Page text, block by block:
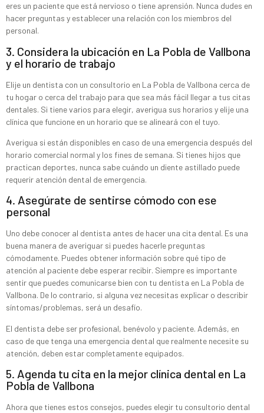
eres un paciente que está nervioso o tiene aprensión. Nunca dudes en
hacer preguntas y establecer una relación con los miembros del
personal.
3. Considera la ubicación en La Pobla de Vallbona
y el horario de trabajo
Elije un dentista con un consultorio en La Pobla de Vallbona cerca de
tu hogar o cerca del trabajo para que sea más fácil llegar a tus citas
dentales. Si tiene varios para elegir, averigua sus horarios y elije una
clínica que funcione en un horario que se alineará con el tuyo.
Averigua si están disponibles en caso de una emergencia después del
horario comercial normal y los fines de semana. Si tienes hijos que
practican deportes, nunca sabe cuándo un diente astillado puede
requerir atención dental de emergencia.
4. Asegúrate de sentirse cómodo con ese
personal
Uno debe conocer al dentista antes de hacer una cita dental. Es una
buena manera de averiguar si puedes hacerle preguntas
cómodamente. Puedes obtener información sobre qué tipo de
atención al paciente debe esperar recibir. Siempre es importante
sentir que puedes comunicarse bien con tu dentista en La Pobla de
Vallbona. De lo contrario, si alguna vez necesitas explicar o describir
síntomas/problemas, será un desafío.
El dentista debe ser profesional, benévolo y paciente. Además, en
caso de que tenga una emergencia dental que realmente necesite su
atención, deben estar completamente equipados.
5. Agenda tu cita en la mejor clínica dental en La
Pobla de Vallbona
Ahora que tienes estos consejos, puedes elegir tu consultorio dental